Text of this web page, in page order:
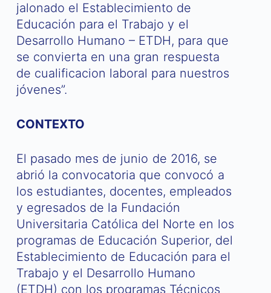
jalonado el Establecimiento de
Educación para el Trabajo y el
Desarrollo Humano – ETDH, para que
se convierta en una gran respuesta
de cualificacion laboral para nuestros
jóvenes”.
CONTEXTO
El pasado mes de junio de 2016, se
abrió la convocatoria que convocó a
los estudiantes, docentes, empleados
y egresados de la Fundación
Universitaria Católica del Norte en los
programas de Educación Superior, del
Establecimiento de Educación para el
Trabajo y el Desarrollo Humano
(ETDH) con los programas Técnicos